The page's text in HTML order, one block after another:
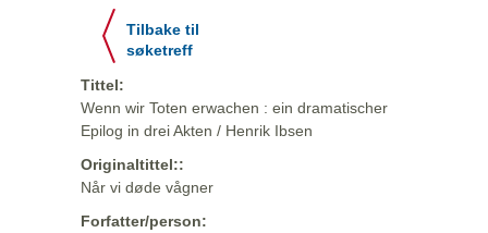
Tilbake til
søketreff
Tittel:
Wenn wir Toten erwachen : ein dramatischer
Epilog in drei Akten / Henrik Ibsen
Originaltittel::
Når vi døde vågner
Forfatter/person: